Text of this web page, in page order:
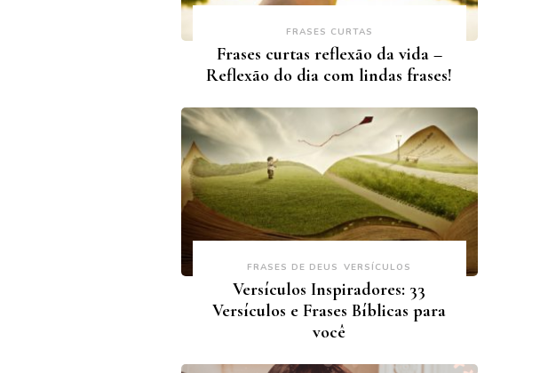
FRASES CURTAS
Frases curtas reflexão da vida –
Reflexão do dia com lindas frases!
FRASES DE DEUS VERSÍCULOS
Versículos Inspiradores: 33
Versículos e Frases Bíblicas para
você